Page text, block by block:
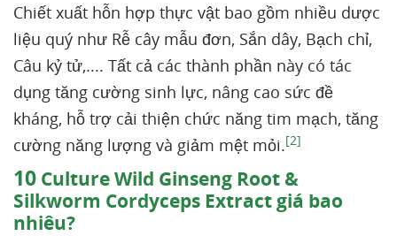
Chiết xuất hỗn hợp thực vật bao gồm nhiều dược
liệu quý như Rễ cây mẫu đơn, Sắn dây, Bạch chỉ,
Câu kỷ tử,.... Tất cả các thành phần này có tác
dụng tăng cường sinh lực, nâng cao sức đề
kháng, hỗ trợ cải thiện chức năng tim mạch, tăng
cường năng lượng và giảm mệt mỏi.[2]
10 Culture Wild Ginseng Root &
Silkworm Cordyceps Extract giá bao
nhiêu?